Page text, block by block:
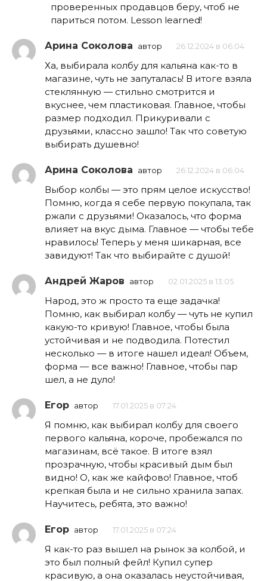
проверенных продавцов беру, чтоб не
париться потом. Lesson learned!
Арина Соколова автор 26.12.2024 в 06:04
Ха, выбирала колбу для кальяна как-то в
магазине, чуть не запуталась! В итоге взяла
стеклянную — стильно смотрится и
вкуснее, чем пластиковая. Главное, чтобы
размер подходил. Прикуривали с
друзьями, классно зашло! Так что советую
выбирать душевно!
Арина Соколова автор 26.12.2024 в 06:04
Выбор колбы — это прям целое искусство!
Помню, когда я себе первую покупала, так
ржали с друзьями! Оказалось, что форма
влияет на вкус дыма. Главное — чтобы тебе
нравилось! Теперь у меня шикарная, все
завидуют! Так что выбирайте с душой!
Андрей Жаров автор 02.01.2025 в 13:05
Народ, это ж просто та еще задачка!
Помню, как выбирал колбу — чуть не купил
какую-то кривую! Главное, чтобы была
устойчивая и не подводила. Потестил
несколько — в итоге нашел идеал! Объем,
форма — все важно! Главное, чтобы пар
шел, а не дуло!
Егор автор 17.01.2025 в 07:24
Я помню, как выбирал колбу для своего
первого кальяна, короче, пробежался по
магазинам, всё такое. В итоге взял
прозрачную, чтобы красивый дым был
видно! О, как же кайфово! Главное, чтоб
крепкая была и не сильно хранила запах.
Научитесь, ребята, это важно!
Егор автор 17.01.2025 в 07:24
Я как-то раз вышел на рынок за колбой, и
это был полный фейл! Купил супер
красивую, а она оказалась неустойчивая,